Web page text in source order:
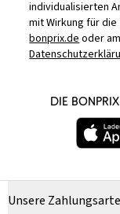
individualisierten
mit Wirkung für
bonprix.deoder
DIE
Unsere